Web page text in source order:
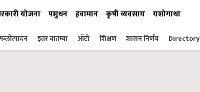
योजना पशुधन हवामान कृषी व्यवसाय यशोगाथा
फलोत्पादन इतर बातम्या ऑटो शिक्षण शासन निर्णय Directory